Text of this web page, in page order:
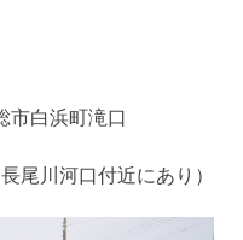
市白浜町滝口
尾川河口付近にあり）